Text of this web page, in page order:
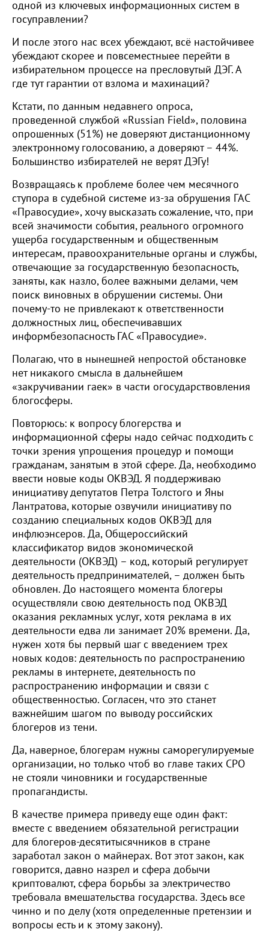
одной из ключевых информационных систем в
госуправлении?
И после этого нас всех убеждают, всё настойчивее
убеждают скорее и повсеместныее перейти в
избирательном процессе на пресловутый ДЭГ. А
где тут гарантии от взлома и махинаций?
Кстати, по данным недавнего опроса,
проведенной службой «Russian Field», половина
опрошенных (51%) не доверяют дистанционному
электронному голосованию, а доверяют – 44%.
Большинство избирателей не верят ДЭГу!
Возвращаясь к проблеме более чем месячного
ступора в судебной системе из-за обрушения ГАС
«Правосудие», хочу высказать сожаление, что, при
всей значимости события, реального огромного
ущерба государственным и общественным
интересам, правоохранительные органы и службы,
отвечающие за государственную безопасность,
заняты, как назло, более важными делами, чем
поиск виновных в обрушении системы. Они
почему-то не привлекают к ответственности
должностных лиц, обеспечивавших
информбезопасность ГАС «Правосудие».
Полагаю, что в нынешней непростой обстановке
нет никакого смысла в дальнейшем
«закручивании гаек» в части огосударствовления
блогосферы.
Повторюсь: к вопросу блогерства и
информационной сферы надо сейчас подходить с
точки зрения упрощения процедур и помощи
гражданам, занятым в этой сфере. Да, необходимо
ввести новые коды ОКВЭД. Я поддерживаю
инициативу депутатов Петра Толстого и Яны
Лантратова, которые озвучили инициативу по
созданию специальных кодов ОКВЭД для
инфлюэнсеров. Да, Общероссийский
классификатор видов экономической
деятельности (ОКВЭД) – код, который регулирует
деятельность предпринимателей, – должен быть
обновлен. До настоящего момента блогеры
осуществляли свою деятельность под ОКВЭД
оказания рекламных услуг, хотя реклама в их
деятельности едва ли занимает 20% времени. Да,
нужен хотя бы первый шаг с введением трех
новых кодов: деятельность по распространению
рекламы в интернете, деятельность по
распространению информации и связи с
общественностью. Согласен, что это станет
важнейшим шагом по выводу российских
блогеров из тени.
Да, наверное, блогерам нужны саморегулируемые
организации, но только чтоб во главе таких СРО
не стояли чиновники и государственные
пропагандисты.
В качестве примера приведу еще один факт:
вместе с введением обязательной регистрации
для блогеров-десятитысячников в стране
заработал закон о майнерах. Вот этот закон, как
говорится, давно назрел и сфера добычи
криптовалют, сфера борьбы за электричество
требовала вмешательства государства. Здесь все
чинно и по делу (хотя определенные претензии и
вопросы есть и к этому закону).